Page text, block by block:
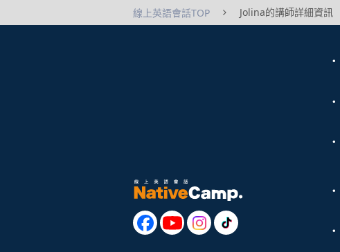
線上英語會話TOP Jolina的講師詳細資訊